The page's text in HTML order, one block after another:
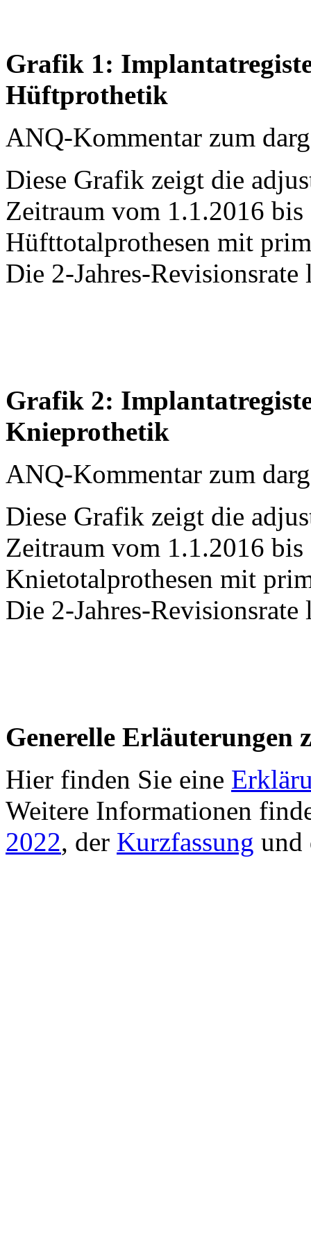
Grafik 1:
Hüftprothetik
ANQ-Kommentar zum
Diese Grafik zeigt die
Zeitraum vom 1.1.2016
Hüfttotalprothesen mit
Die 2-Jahres-
Grafik 2:
Knieprothetik
ANQ-Kommentar zum
Diese Grafik zeigt die
Zeitraum vom 1.1.2016
Knietotalprothesen mit
Die 2-Jahres-
Generelle Erläuterungen
Hier finden Sie eine
Weitere Informationen
2022, der Kurzfassung